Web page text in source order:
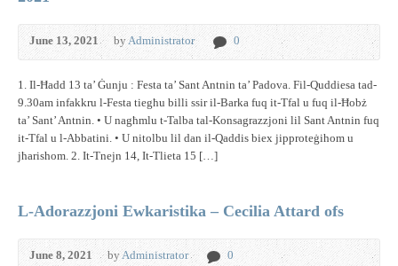
June 13, 2021 byAdministrator 0
1. Il-Ħadd 13 ta’ Ġunju : Festa ta’ Sant Antnin ta’ Padova. Fil-Quddiesa tad-
9.30am infakkru l-Festa tiegħu billi ssir il-Barka fuq it-Tfal u fuq il-Ħobż
ta’ Sant’ Antnin. • U nagħmlu t-Talba tal-Konsagrazzjoni lil Sant Antnin fuq
it-Tfal u l-Abbatini. • U nitolbu lil dan il-Qaddis biex jipproteġihom u
jħarishom. 2. It-Tnejn 14, It-Tlieta 15 […]
L-Adorazzjoni Ewkaristika – Cecilia Attard ofs
June 8, 2021 byAdministrator 0